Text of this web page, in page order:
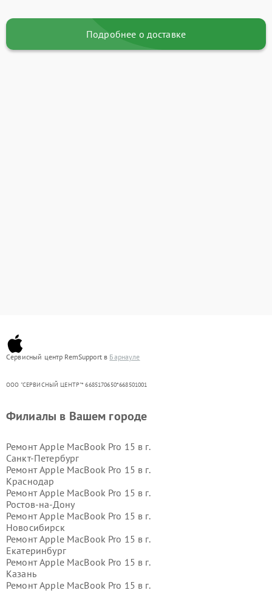
Подробнее о доставке
Сервисный центр RemSupport в Барнауле
ООО "СЕРВИСНЫЙ ЦЕНТР"* 6685170650*668501001
Филиалы в Вашем городе
Ремонт Apple MacBook Pro 15 в г.
Санкт-Петербург
Ремонт Apple MacBook Pro 15 в г.
Краснодар
Ремонт Apple MacBook Pro 15 в г.
Ростов-на-Дону
Ремонт Apple MacBook Pro 15 в г.
Новосибирск
Ремонт Apple MacBook Pro 15 в г.
Екатеринбург
Ремонт Apple MacBook Pro 15 в г.
Казань
Ремонт Apple MacBook Pro 15 в г.